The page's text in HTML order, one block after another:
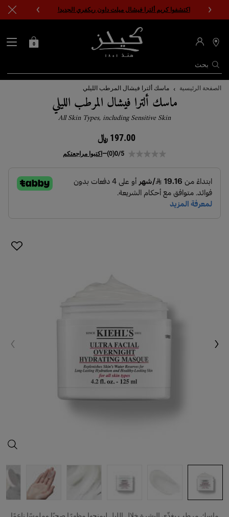
اكتشفوا كريم ألترا فيشال ميلت داون ريكفري الجديد!
بحث
محدد
المتاجر
حقيبتي
0
المحتوى الرئيسي
الصفحة الرئيسية ماسك ألترا فيشال المرطب الليلي
ماسك ألترا فيشال المرطب الليلي
All Skin Types, including Sensitive Skin
197.00 ﷼
0/5
(0)
— اكتبوا مراجعتكم